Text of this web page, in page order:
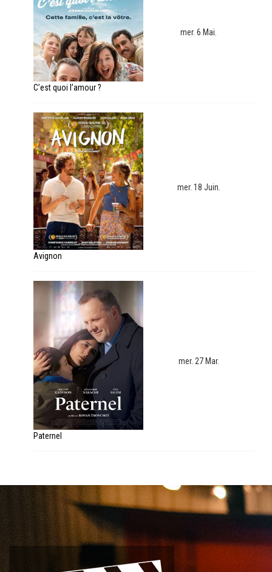
C’est quoi l’amour ?
mer. 6 Mai.
Avignon
mer. 18 Juin.
Paternel
mer. 27 Mar.